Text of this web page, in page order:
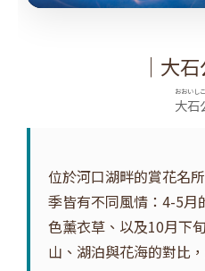
｜大
大石
おおいし
位於河口湖畔的賞花名
季皆有不同風情：4-5月
色薰衣草、以及10月下
山、湖泊與花海的對比